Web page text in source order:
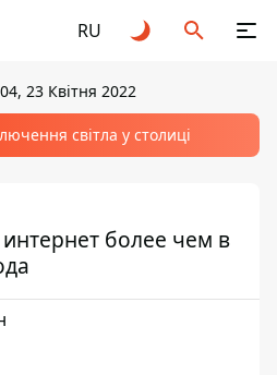
RU
23 Квітня 2022
світла у столиці
более чем в